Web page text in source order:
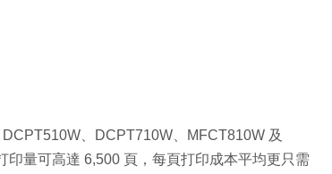
、DCPT710W、MFCT810W 及
量可高達 6,500 頁，每頁打印成本平均更只需